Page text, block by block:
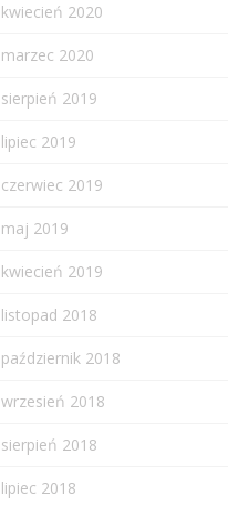
kwiecień 2020
marzec 2020
sierpień 2019
lipiec 2019
czerwiec 2019
maj 2019
kwiecień 2019
listopad 2018
październik 2018
wrzesień 2018
sierpień 2018
lipiec 2018